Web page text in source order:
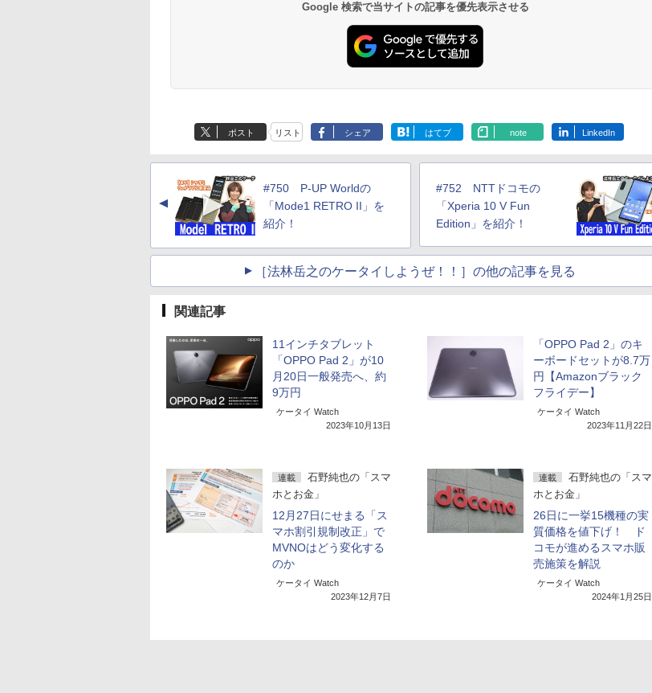
Google 検索で当サイトの記事を優先表示させる
ポスト リスト シェア はてブ note LinkedIn
▲
#750 P-UP Worldの
「Mode1 RETRO II」を
紹介！
#752 NTTドコモの
「Xperia 10 V Fun
Edition」を紹介！
［法林岳之のケータイしようぜ！！］の他の記事を見る
関連記事
11インチタブレット
「OPPO Pad 2」が10
月20日一般発売へ、約
9万円
ケータイ Watch
2023年10月13日
「OPPO Pad 2」のキ
ーボードセットが8.7万
円【Amazonブラック
フライデー】
ケータイ Watch
2023年11月22日
連載
石野純也の「スマ
ホとお金」
12月27日にせまる「ス
マホ割引規制改正」で
MVNOはどう変化する
のか
ケータイ Watch
2023年12月7日
連載
石野純也の「スマ
ホとお金」
26日に一挙15機種の実
質価格を値下げ！ ド
コモが進めるスマホ販
売施策を解説
ケータイ Watch
2024年1月25日